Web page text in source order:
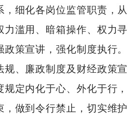
，细化各岗位监管职责，从
力滥用、暗箱操作、权力寻
策宣讲，强化制度执行。
规、廉政制度及财经政策宣
定内化于心、外化于行，
，做到令行禁止，切实维护